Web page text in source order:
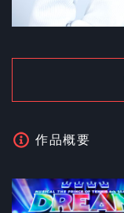
作品概要